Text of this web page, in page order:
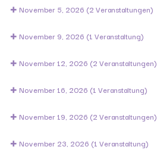
November 5, 2026 (2 Veranstaltungen)
November 9, 2026 (1 Veranstaltung)
November 12, 2026 (2 Veranstaltungen)
November 16, 2026 (1 Veranstaltung)
November 19, 2026 (2 Veranstaltungen)
November 23, 2026 (1 Veranstaltung)